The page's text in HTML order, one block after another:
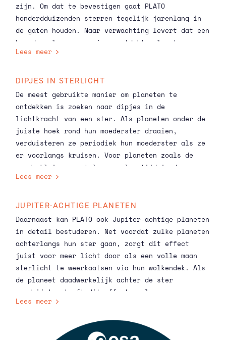
zijn. Om dat te bevestigen gaat PLATO
honderdduizenden sterren tegelijk jarenlang in
de gaten houden. Naar verwachting levert dat een
breed scala op aan nieuw ontdekte planeten.
Daaronder zullen zich waarschijnlijk ook
met een rotsachtig oppervlak, een afstand tot de
moederster waar vloeibaar water mogelijk is, een
atmosfeer en een stabiele moederster.
PLATO er daarvan vindt zegt veel over hoe
zeldzaam ons zonnestelsel is.
Lees meer
DIPJES IN STERLICHT
De meest gebruikte manier om planeten te
ontdekken is zoeken naar dipjes in de
lichtkracht van een ster. Als planeten onder de
juiste hoek rond hun moederster draaien,
verduisteren ze periodiek hun moederster als ze
er voorlangs kruisen. Voor planeten zoals de
aarde—klein en met lange omlooptijd—is deze
samenloop van omstandigheden zeldzaam. Ook
bekijken. PLATO leidt hiermee af hoe groot de
planeten zijn en of een atmosfeer mogelijk is op
basis van de omvang van de dipjes in de
lichtkracht en de snelheid waarmee de effecten
wegsterven.
Lees meer
JUPITER-ACHTIGE PLANETEN
Daarnaast kan PLATO ook Jupiter-achtige planeten
in detail bestuderen. Net voordat zulke planeten
achterlangs hun ster gaan, zorgt dit effect
juist voor meer licht door als een volle maan
sterlicht te weerkaatsen via hun wolkendek. Als
de planeet daadwerkelijk achter de ster
verdwijnt, sterft dit effect snel weg.
wolken reflecteren aan de dagkant. Dit zegt veel
over het weersysteem. De grote hoeveelheden
Lees meer